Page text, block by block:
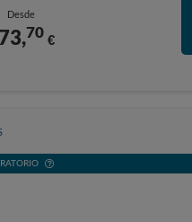
Desde
70 €